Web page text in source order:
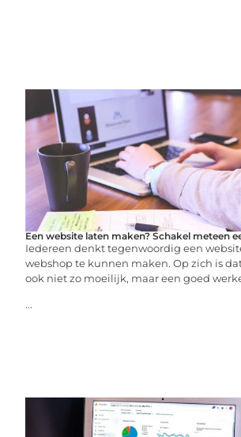
Een website laten maken? Schakel meteen
Iedereen denkt tegenwoordig een
webshop te kunnen maken. Op zich is
ook niet zo moeilijk, maar een goed
...